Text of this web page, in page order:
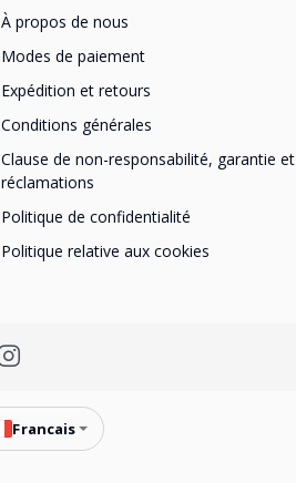
À propos de nous
Modes de paiement
Expédition et retours
Conditions générales
Clause de non-responsabilité, garantie et
réclamations
Politique de confidentialité
Politique relative aux cookies
Francais